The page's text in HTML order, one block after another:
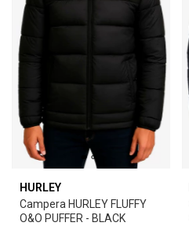
HURLEY
Campera HURLEY FLUFFY
O&O PUFFER - BLACK